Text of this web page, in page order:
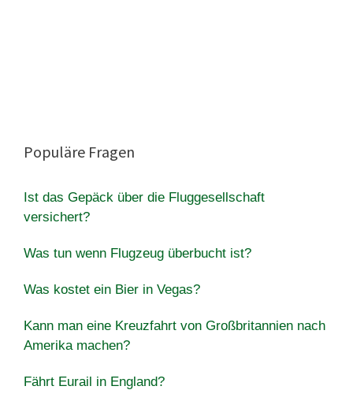
Populäre Fragen
Ist das Gepäck über die Fluggesellschaft
versichert?
Was tun wenn Flugzeug überbucht ist?
Was kostet ein Bier in Vegas?
Kann man eine Kreuzfahrt von Großbritannien nach
Amerika machen?
Fährt Eurail in England?